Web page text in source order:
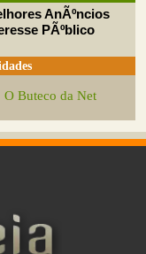
AnÃºncios
PÃºblico
O Buteco da Net